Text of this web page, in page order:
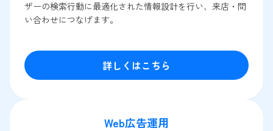
ザーの検索行動に最適化された情報設計を行い、来店・問
い合わせにつなげます。
詳しくはこちら
Web広告運用